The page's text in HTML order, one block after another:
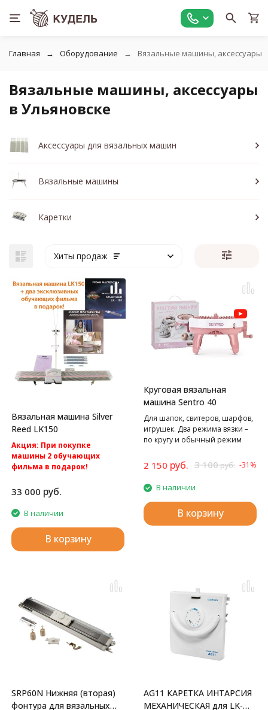
Главная Оборудование Вязальные машины, аксессуары
Вязальные машины, аксессуары
в Ульяновске
Аксессуары для вязальных машин
Вязальные машины
Каретки
Хиты продаж
Вязальная машина Silver
Reed LK150
Акция: При покупке
машины 2 обучающих
фильма в подарок!
доставка по России.
Silver Reed LK150
Однофонтурная вязальная
машина 4 класса.
33 000 руб.
В наличии
В корзину
Круговая вязальная
машина Sentro 40
Для шапок, свитеров, шарфов,
игрушек. Два режима вязки –
по кругу и обычный режим
2 150 руб. 3 100руб. -31%
В наличии
В корзину
SRP60N Нижняя (вторая)
фонтура для вязальных
AG11 КАРЕТКА ИНТАРСИЯ
МЕХАНИЧЕСКАЯ для LK-